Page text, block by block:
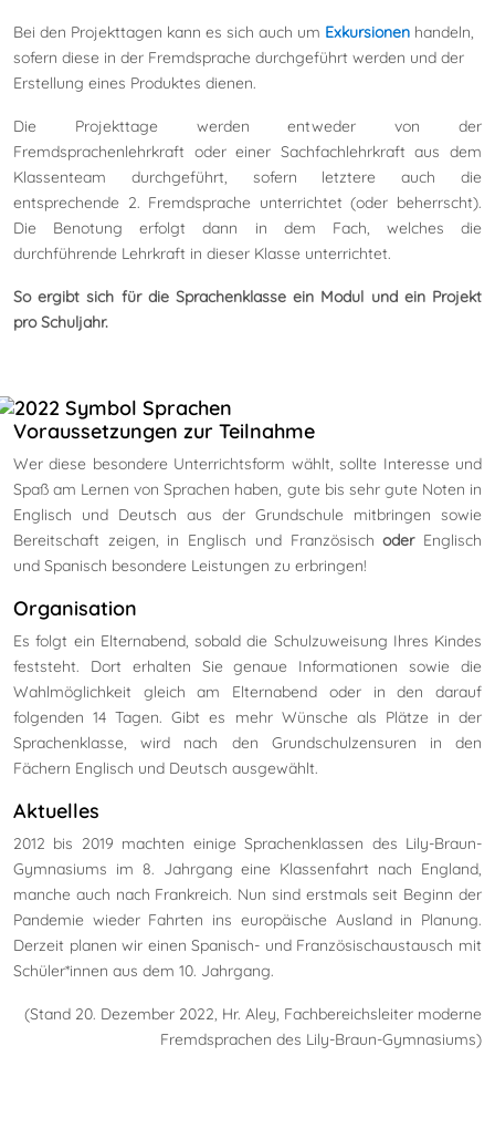
Bei den Projekttagen kann es sich auch um Exkursionen handeln,
sofern diese in der Fremdsprache durchgeführt werden und der
Erstellung eines Produktes dienen.
Die Projekttage werden entweder von der
Fremdsprachenlehrkraft oder einer Sachfachlehrkraft aus dem
Klassenteam durchgeführt, sofern letztere auch die
entsprechende 2. Fremdsprache unterrichtet (oder beherrscht).
Die Benotung erfolgt dann in dem Fach, welches die
durchführende Lehrkraft in dieser Klasse unterrichtet.
So ergibt sich für die Sprachenklasse ein Modul und ein Projekt
pro Schuljahr.
Voraussetzungen zur Teilnahme
Wer diese besondere Unterrichtsform wählt, sollte Interesse und
Spaß am Lernen von Sprachen haben, gute bis sehr gute Noten in
Englisch und Deutsch aus der Grundschule mitbringen sowie
Bereitschaft zeigen, in Englisch und FranzösischoderEnglisch
und Spanisch besondere Leistungen zu erbringen!
Organisation
Es folgt ein Elternabend, sobald die Schulzuweisung Ihres Kindes
feststeht. Dort erhalten Sie genaue Informationen sowie die
Wahlmöglichkeit gleich am Elternabend oder in den darauf
folgenden 14 Tagen. Gibt es mehr Wünsche als Plätze in der
Sprachenklasse, wird nach den Grundschulzensuren in den
Fächern Englisch und Deutsch ausgewählt.
Aktuelles
2012 bis 2019 machten einige Sprachenklassen des Lily-Braun-
Gymnasiums im 8. Jahrgang eine Klassenfahrt nach England,
manche auch nach Frankreich. Nun sind erstmals seit Beginn der
Pandemie wieder Fahrten ins europäische Ausland in Planung.
Derzeit planen wir einen Spanisch- und Französischaustausch mit
Schüler*innen aus dem 10. Jahrgang.
(Stand 20. Dezember 2022, Hr. Aley, Fachbereichsleiter moderne
Fremdsprachen des Lily-Braun-Gymnasiums)